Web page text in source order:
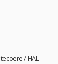
/ HAL